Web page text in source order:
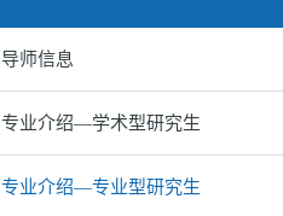
导师信息
专业介绍—学术型研究生
专业介绍—专业型研究生